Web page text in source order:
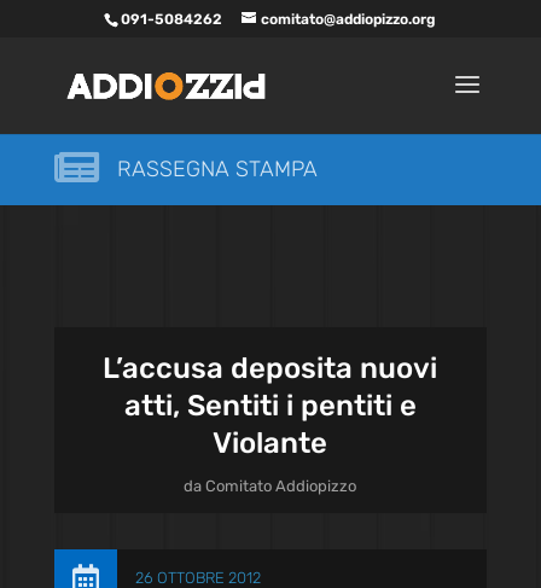
091-5084262 comitato@addiopizzo.org
 RASSEGNA STAMPA
L’accusa deposita nuovi
atti, Sentiti i pentiti e
Violante
daComitato Addiopizzo
 26 OTTOBRE 2012